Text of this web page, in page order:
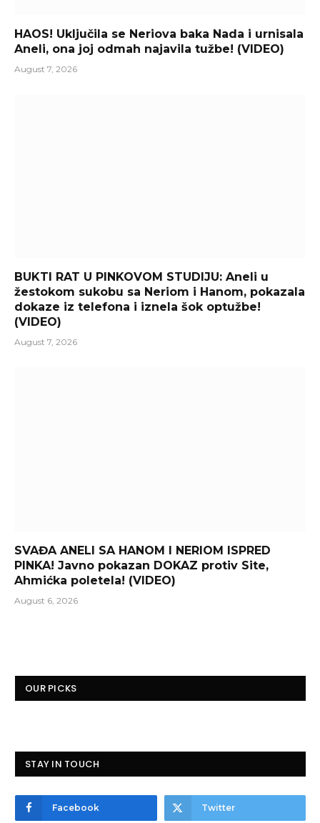
HAOS! Uključila se Neriova baka Nada i urnisala
Aneli, ona joj odmah najavila tužbe! (VIDEO)
August 7, 2026
BUKTI RAT U PINKOVOM STUDIJU: Aneli u
žestokom sukobu sa Neriom i Hanom, pokazala
dokaze iz telefona i iznela šok optužbe!
(VIDEO)
August 7, 2026
SVAĐA ANELI SA HANOM I NERIOM ISPRED
PINKA! Javno pokazan DOKAZ protiv Site,
Ahmićka poletela! (VIDEO)
August 6, 2026
OUR PICKS
STAY IN TOUCH
Facebook Twitter